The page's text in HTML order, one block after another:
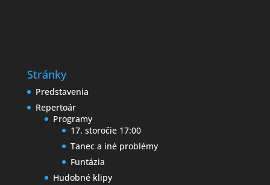
Stránky
Predstavenia
Repertoár
Programy
17. storočie 17:00
Tanec a iné problémy
Funtázia
Hudobné klipy